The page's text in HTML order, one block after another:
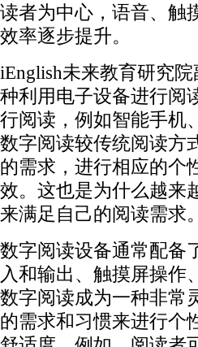
读者为中心，语音、触
效率逐步提升。
iEnglish未来教育研究
种利用电子设备进行阅
行阅读，例如智能手机
数字阅读较传统阅读方
的需求，进行相应的个
效。这也是为什么越来
来满足自己的阅读需求。
数字阅读设备通常配备
入和输出、触摸屏操作
数字阅读成为一种非常
的需求和习惯来进行个